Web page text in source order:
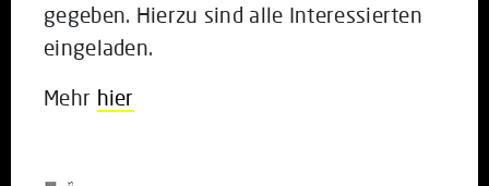
gegeben. Hierzu sind alle Interessierten
eingeladen.
Mehr hier